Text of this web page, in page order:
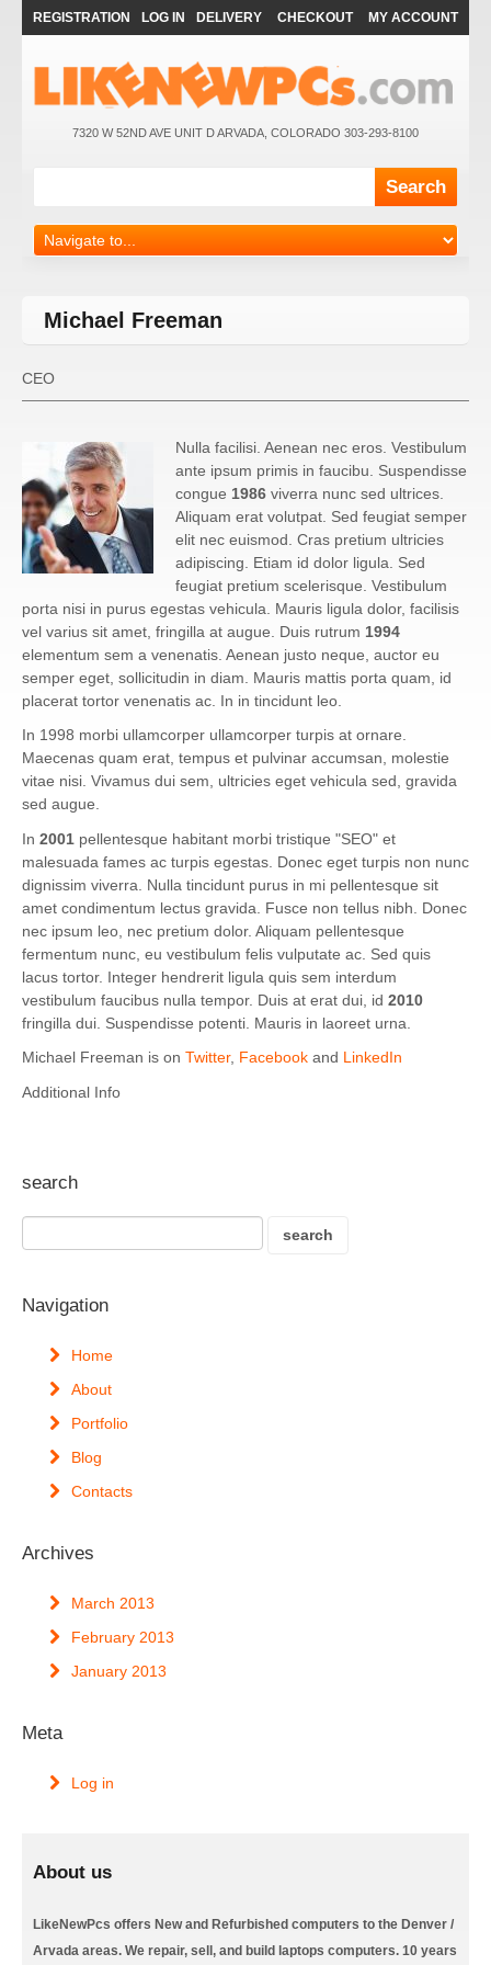
REGISTRATION LOG IN DELIVERY CHECKOUT MY ACCOUNT
7320 W 52ND AVE UNIT D ARVADA, COLORADO 303-293-8100
Michael Freeman
CEO
Nulla facilisi. Aenean nec eros. Vestibulum
ante ipsum primis in faucibu. Suspendisse
congue 1986 viverra nunc sed ultrices.
Aliquam erat volutpat. Sed feugiat semper
elit nec euismod. Cras pretium ultricies
adipiscing. Etiam id dolor ligula. Sed
feugiat pretium scelerisque. Vestibulum
porta nisi in purus egestas vehicula. Mauris ligula dolor, facilisis
vel varius sit amet, fringilla at augue. Duis rutrum 1994
elementum sem a venenatis. Aenean justo neque, auctor eu
semper eget, sollicitudin in diam. Mauris mattis porta quam, id
placerat tortor venenatis ac. In in tincidunt leo.
In 1998 morbi ullamcorper ullamcorper turpis at ornare.
Maecenas quam erat, tempus et pulvinar accumsan, molestie
vitae nisi. Vivamus dui sem, ultricies eget vehicula sed, gravida
sed augue.
In 2001 pellentesque habitant morbi tristique "SEO" et
malesuada fames ac turpis egestas. Donec eget turpis non nunc
dignissim viverra. Nulla tincidunt purus in mi pellentesque sit
amet condimentum lectus gravida. Fusce non tellus nibh. Donec
nec ipsum leo, nec pretium dolor. Aliquam pellentesque
fermentum nunc, eu vestibulum felis vulputate ac. Sed quis
lacus tortor. Integer hendrerit ligula quis sem interdum
vestibulum faucibus nulla tempor. Duis at erat dui, id 2010
fringilla dui. Suspendisse potenti. Mauris in laoreet urna.
Michael Freeman is on Twitter, Facebook and LinkedIn
Additional Info
search
Navigation
Home
About
Portfolio
Blog
Contacts
Archives
March 2013
February 2013
January 2013
Meta
Log in
About us
LikeNewPcs offers New and Refurbished computers to the Denver /
Arvada areas. We repair, sell, and build laptops computers. 10 years